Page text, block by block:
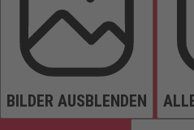
BILDER AUSBLENDEN